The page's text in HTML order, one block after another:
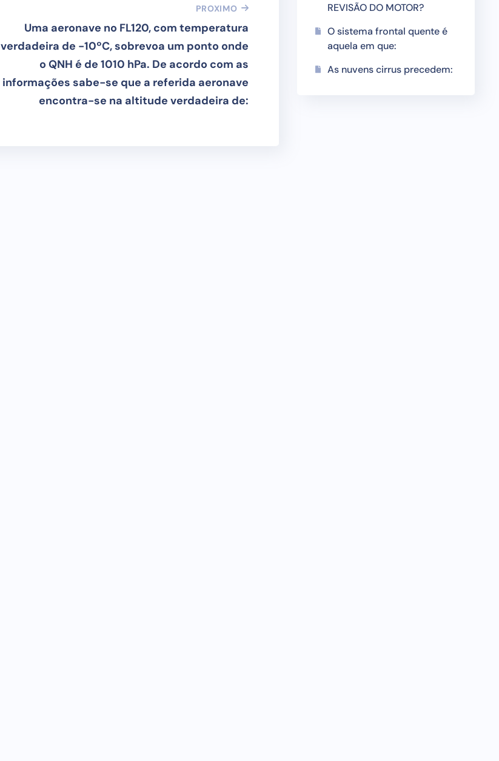
PROXIMO
Uma aeronave no FL120, com temperatura
verdadeira de -10ºC, sobrevoa um ponto onde
o QNH é de 1010 hPa. De acordo com as
informações sabe-se que a referida aeronave
encontra-se na altitude verdadeira de:
REVISÃO DO MOTOR?
O sistema frontal quente é
aquela em que:
As nuvens cirrus precedem: